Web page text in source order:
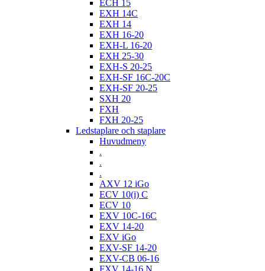
ECH 15
EXH 14C
EXH 14
EXH 16-20
EXH-L 16-20
EXH 25-30
EXH-S 20-25
EXH-SF 16C-20C
EXH-SF 20-25
SXH 20
FXH
FXH 20-25
Ledstaplare och staplare
Huvudmeny
.
.
.
AXV 12 iGo
ECV 10(i) C
ECV 10
EXV 10C-16C
EXV 14-20
EXV iGo
EXV-SF 14-20
EXV-CB 06-16
FXV 14-16 N